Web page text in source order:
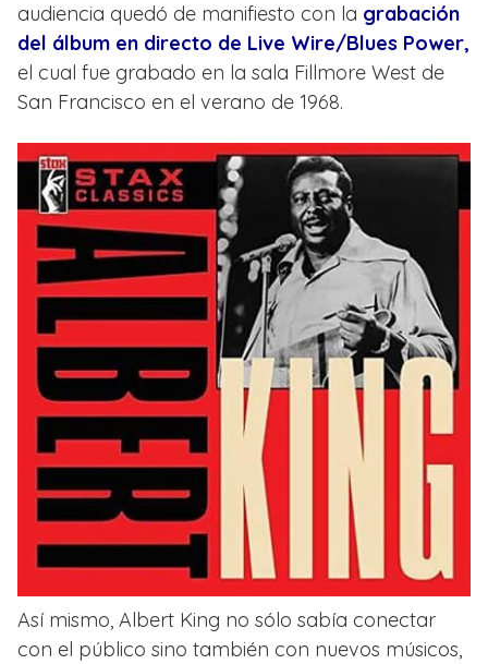
audiencia quedó de manifiesto con la grabación
del álbum en directo de Live Wire/Blues Power,
el cual fue grabado en la sala Fillmore West de
San Francisco en el verano de 1968.
Así mismo, Albert King no sólo sabía conectar
con el público sino también con nuevos músicos,